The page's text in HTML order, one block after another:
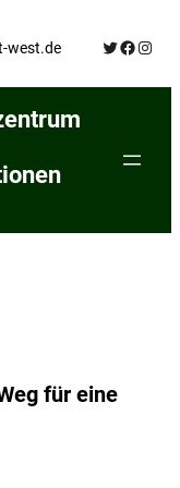
west.de Twitter
für eine